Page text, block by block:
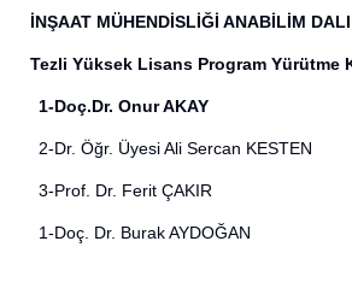
İNŞAAT MÜHENDİSLİĞİ ANABİLİM DALI
Tezli Yüksek Lisans Program Yürütme
1-Doç.Dr. Onur AKAY
2-Dr. Öğr. Üyesi Ali Sercan KESTEN
3-Prof. Dr. Ferit ÇAKIR
1-Doç. Dr. Burak AYDOĞAN